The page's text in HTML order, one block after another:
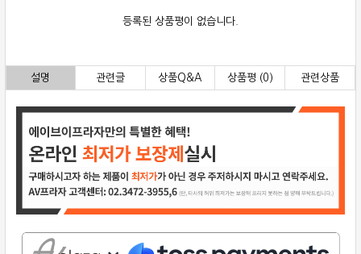
등록된 상품평이 없습니다.
설명 관련글 상품Q&A 상품평 (0) 관련상품